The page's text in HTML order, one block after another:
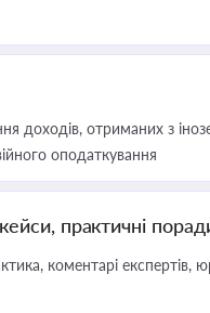
доходів, отриманих з
оподаткування
практичні
коментарі експертів,